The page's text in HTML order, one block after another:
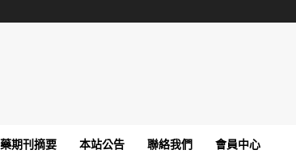
期刊摘要 本站公告 聯絡我們 會員中心